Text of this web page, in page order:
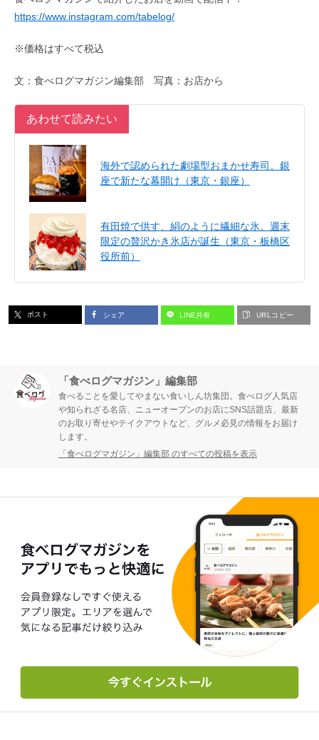
https://www.instagram.com/tabelog/
※価格はすべて税込
文：食べログマガジン編集部 写真：お店から
あわせて読みたい
海外で認められた劇場型おまかせ寿司。銀
座で新たな幕開け（東京・銀座）
有田焼で供す、絹のように繊細な氷。週末
限定の贅沢かき氷店が誕生（東京・板橋区
役所前）
ポスト シェア LINE共有 URLコピー
「食べログマガジン」編集部
食べることを愛してやまない食いしん坊集団。食べログ人気店
や知られざる名店、ニューオープンのお店にSNS話題店、最新
のお取り寄せやテイクアウトなど、グルメ必見の情報をお届け
します。
「食べログマガジン」編集部 のすべての投稿を表示